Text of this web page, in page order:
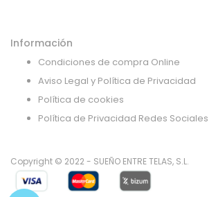
Información
Condiciones de compra Online
Aviso Legal y Política de Privacidad
Política de cookies
Política de Privacidad Redes Sociales
Copyright © 2022 - SUEÑO ENTRE TELAS, S.L.